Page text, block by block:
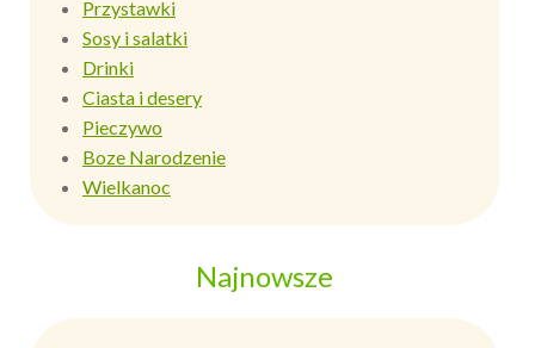
Przystawki
Sosy i salatki
Drinki
Ciasta i desery
Pieczywo
Boze Narodzenie
Wielkanoc
Najnowsze